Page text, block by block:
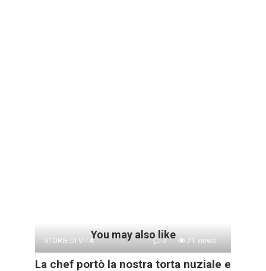
You may also like
STORIE DI VITA 0 71 views
La chef portò la nostra torta nuziale e